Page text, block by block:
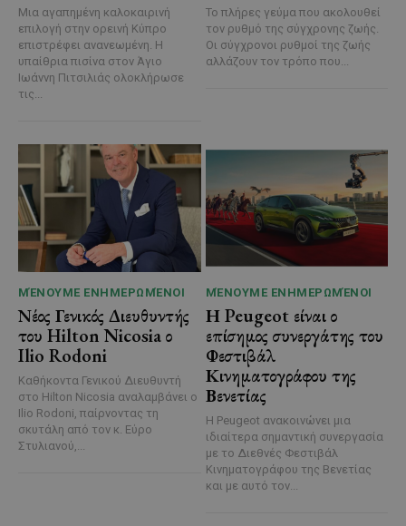
Μια αγαπημένη καλοκαιρινή
επιλογή στην ορεινή Κύπρο
επιστρέφει ανανεωμένη. Η
υπαίθρια πισίνα στον Άγιο
Ιωάννη Πιτσιλιάς ολοκλήρωσε
τις...
Το πλήρες γεύμα που ακολουθεί
τον ρυθμό της σύγχρονης ζωής.
Οι σύγχρονοι ρυθμοί της ζωής
αλλάζουν τον τρόπο που...
ΜΈΝΟΥΜΕ ΕΝΗΜΕΡΩΜΈΝΟΙ
Νέος Γενικός Διευθυντής
του Hilton Nicosia ο
Ilio Rodoni
Καθήκοντα Γενικού Διευθυντή
στο Hilton Nicosia αναλαμβάνει ο
Ilio Rodoni, παίρνοντας τη
σκυτάλη από τον κ. Εύρο
Στυλιανού,...
ΜΈΝΟΥΜΕ ΕΝΗΜΕΡΩΜΈΝΟΙ
Η Peugeot είναι ο
επίσημος συνεργάτης του
Φεστιβάλ
Κινηματογράφου της
Βενετίας
Η Peugeot ανακοινώνει μια
ιδιαίτερα σημαντική συνεργασία
με το Διεθνές Φεστιβάλ
Κινηματογράφου της Βενετίας
και με αυτό τον...